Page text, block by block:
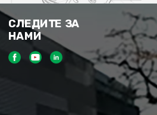
СЛЕДИТЕ ЗА
НАМИ